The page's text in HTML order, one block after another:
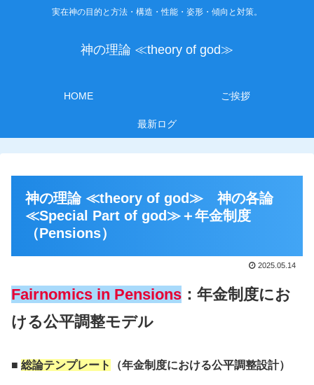
実在神の目的と方法・構造・性能・姿形・傾向と対策。
神の理論 ≪theory of god≫
HOME ご挨拶
最新ログ
神の理論 ≪theory of god≫ 神の各論
≪Special Part of god≫＋年金制度
（Pensions）
2025.05.14
Fairnomics in Pensions ：年金制度にお
ける公平調整モデル
■ 総論テンプレート （年金制度における公平調整設計）